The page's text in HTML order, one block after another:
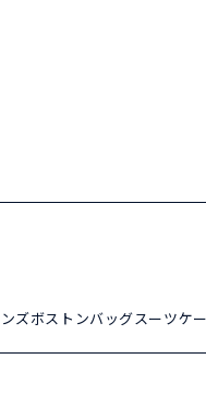
ズボストンバッグスーツケ